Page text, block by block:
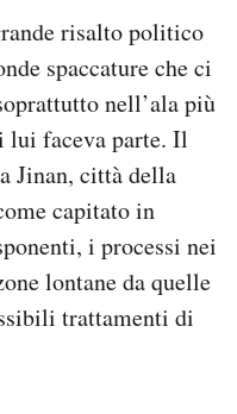
risalto politico
spaccature che ci
nell’ala più
lui faceva parte. Il
Jinan, città della
capitato in
i processi nei
lontane da quelle
trattamenti di